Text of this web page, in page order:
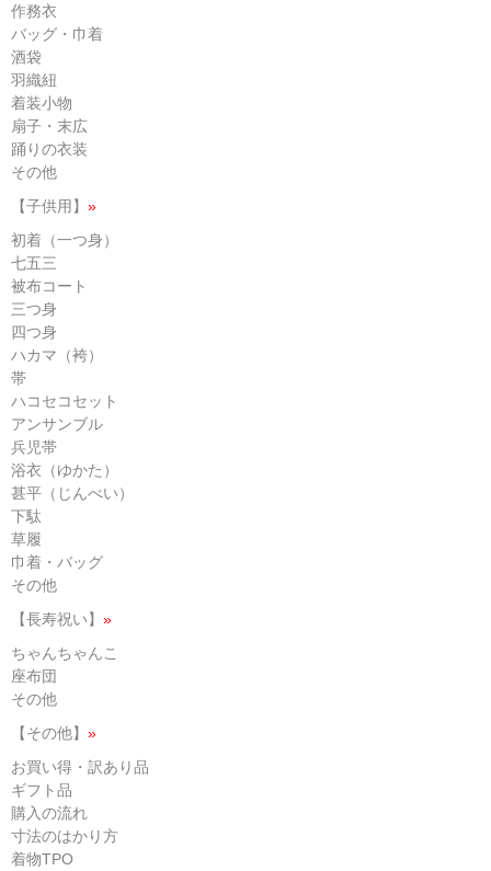
作務衣
バッグ・巾着
酒袋
羽織紐
着装小物
扇子・末広
踊りの衣装
その他
【子供用】 »
初着（一つ身）
七五三
被布コート
三つ身
四つ身
ハカマ（袴）
帯
ハコセコセット
アンサンブル
兵児帯
浴衣（ゆかた）
甚平（じんべい）
下駄
草履
巾着・バッグ
その他
【長寿祝い】 »
ちゃんちゃんこ
座布団
その他
【その他】 »
お買い得・訳あり品
ギフト品
購入の流れ
寸法のはかり方
着物TPO